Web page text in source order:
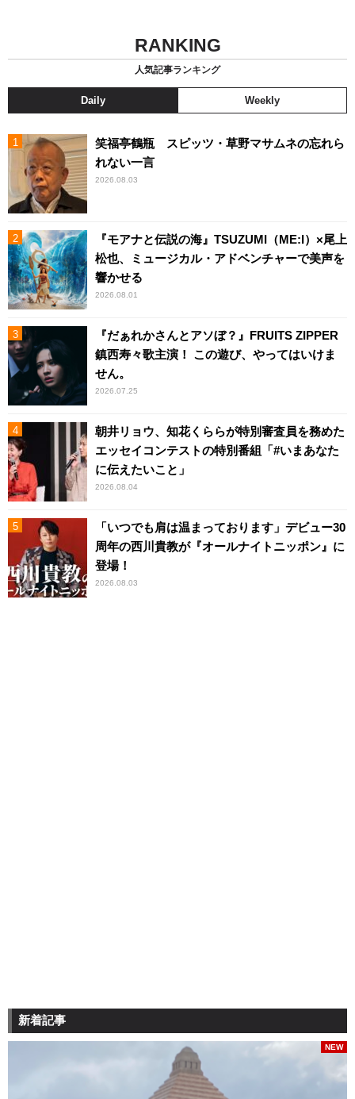
RANKING
人気記事ランキング
Daily Weekly
笑福亭鶴瓶 スピッツ・草野マサムネの忘れら
れない一言
2026.08.03
『モアナと伝説の海』TSUZUMI（ME:I）×尾上
松也、ミュージカル・アドベンチャーで美声を
響かせる
2026.08.01
『だぁれかさんとアソぼ？』FRUITS ZIPPER
鎮西寿々歌主演！ この遊び、やってはいけま
せん。
2026.07.25
朝井リョウ、知花くららが特別審査員を務めた
エッセイコンテストの特別番組「#いまあなた
に伝えたいこと」
2026.08.04
「いつでも肩は温まっております」デビュー30
周年の西川貴教が『オールナイトニッポン』に
登場！
2026.08.03
新着記事
NEW